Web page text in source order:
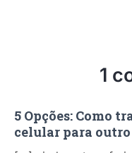
1
5 Opções: Como
celular para outro